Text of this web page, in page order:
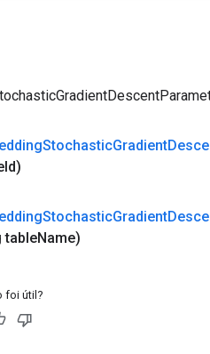
StochasticGradient
Id)
StochasticGradient
tableName)
foi útil?